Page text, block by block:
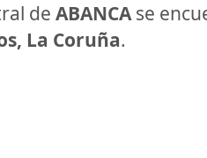
de ABANCAse
La Coruña.